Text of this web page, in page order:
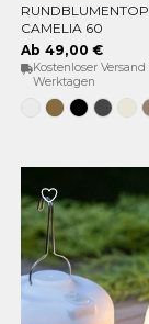
OPTIONEN
CAMELIA 60
Ab 49,00 €
Kostenloser
Werktagen
WeissBronzeSchwarz